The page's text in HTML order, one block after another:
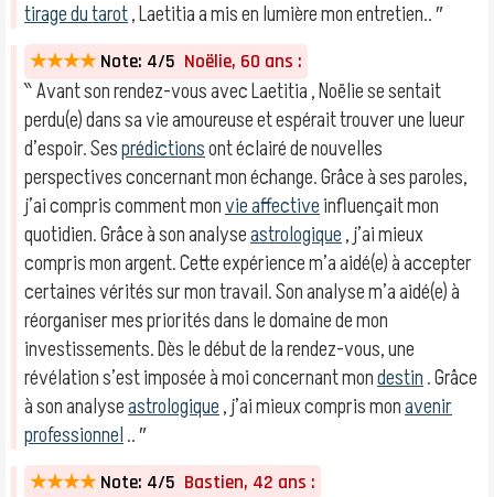
tirage du tarot, Laetitia a mis en lumière mon entretien.. ″
★★★★ Note: 4/5 Noëlie, 60 ans :
‶ Avant son rendez-vous avec Laetitia , Noëlie se sentait
perdu(e) dans sa vie amoureuse et espérait trouver une lueur
d’espoir. Sesprédictionsont éclairé de nouvelles
perspectives concernant mon échange. Grâce à ses paroles,
j’ai compris comment monvie affectiveinfluençait mon
quotidien. Grâce à son analyseastrologique, j’ai mieux
compris mon argent. Cette expérience m’a aidé(e) à accepter
certaines vérités sur mon travail. Son analyse m’a aidé(e) à
réorganiser mes priorités dans le domaine de mon
investissements. Dès le début de la rendez-vous, une
révélation s’est imposée à moi concernant mondestin. Grâce
à son analyseastrologique, j’ai mieux compris monavenir
professionnel.. ″
★★★★ Note: 4/5 Bastien, 42 ans :